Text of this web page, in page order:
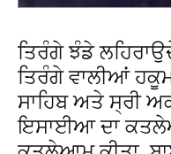
ਤਿਰੰਗੇ ਝੰਡੇ
ਤਿਰੰਗੇ ਵਾਲੀਆਂ
ਸਾਹਿਬ ਅਤੇ ਸ੍ਰੀ
ਇਸਾਈਆ ਦਾ